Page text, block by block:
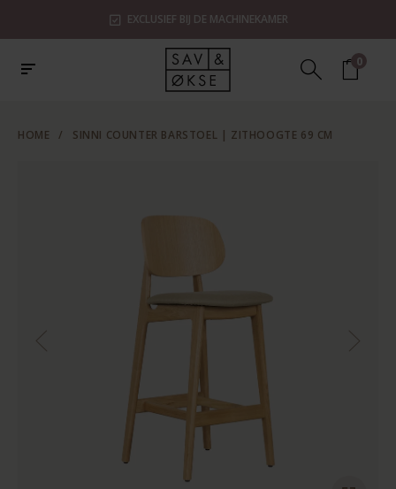
EXCLUSIEF BIJ DE MACHINEKAMER
0
HOME / SINNI COUNTER BARSTOEL | ZITHOOGTE 69 CM